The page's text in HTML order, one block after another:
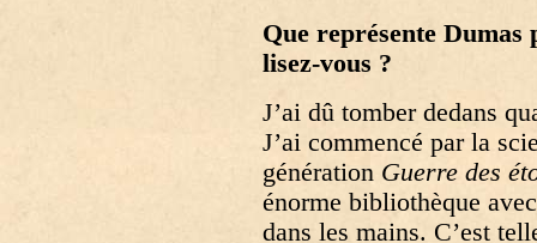
Que représente Dumas
lisez-vous ?
J’ai dû tomber dedans
J’ai commencé par la
génération Guerre des
énorme bibliothèque
dans les mains. C’est